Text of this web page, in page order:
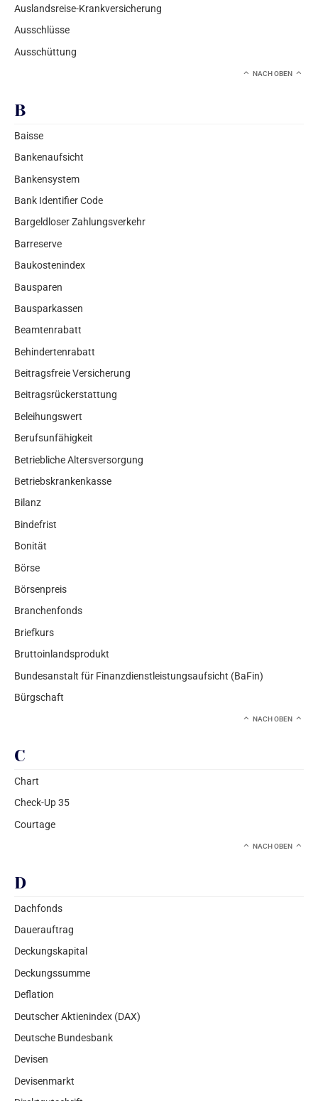
Auslandsreise-Krankversicherung
Ausschlüsse
Ausschüttung
NACH OBEN
B
Baisse
Bankenaufsicht
Bankensystem
Bank Identifier Code
Bargeldloser Zahlungsverkehr
Barreserve
Baukostenindex
Bausparen
Bausparkassen
Beamtenrabatt
Behindertenrabatt
Beitragsfreie Versicherung
Beitragsrückerstattung
Beleihungswert
Berufsunfähigkeit
Betriebliche Altersversorgung
Betriebskrankenkasse
Bilanz
Bindefrist
Bonität
Börse
Börsenpreis
Branchenfonds
Briefkurs
Bruttoinlandsprodukt
Bundesanstalt für Finanzdienstleistungsaufsicht (BaFin)
Bürgschaft
NACH OBEN
C
Chart
Check-Up 35
Courtage
NACH OBEN
D
Dachfonds
Dauerauftrag
Deckungskapital
Deckungssumme
Deflation
Deutscher Aktienindex (DAX)
Deutsche Bundesbank
Devisen
Devisenmarkt